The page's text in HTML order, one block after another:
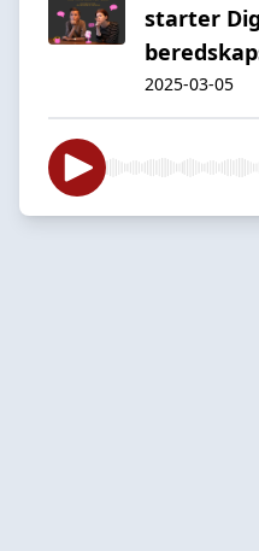
starter
2025-03-05